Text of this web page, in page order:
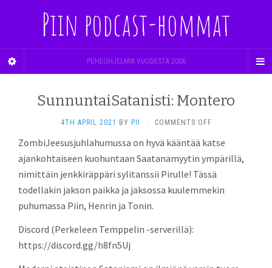
Piin podcast-hommat
PUHEOHJELMIA VUODESTA 2006
SunnuntaiSatanisti: Montero
4TH APRIL 2021 BY PII · COMMENTS OFFON
MONTERO
ZombiJeesusjuhlahumussa on hyvä kääntää katse
ajankohtaiseen kuohuntaan Saatanamyytin ympärillä,
nimittäin jenkkiräppäri sylitanssii Pirulle! Tässä
todellakin jakson paikka ja jaksossa kuulemmekin
puhumassa Piin, Henrin ja Tonin.
Discord (Perkeleen Temppelin -serverillä):
https://discord.gg/h8fn5Uj